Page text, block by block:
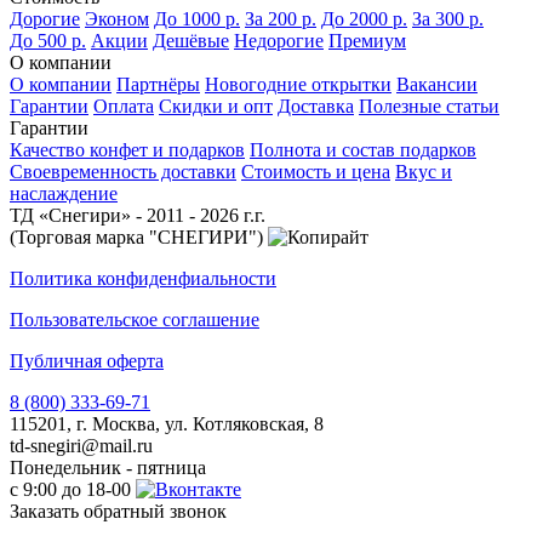
Дорогие Эконом До 1000 р. За 200 р. До 2000 р. За 300 р.
До 500 р. Акции Дешёвые Недорогие Премиум
О компании
О компании Партнёры Новогодние открытки Вакансии
Гарантии Оплата Скидки и опт Доставка Полезные статьи
Гарантии
Качество конфет и подарков Полнота и состав подарков
Своевременность доставки Стоимость и цена Вкус и
наслаждение
ТД «Снегири» - 2011 - 2026 г.г.
(Торговая марка "СНЕГИРИ")
Политика конфиденфиальности
Пользовательское соглашение
Публичная оферта
8 (800) 333-69-71
115201, г. Москва, ул. Котляковская, 8
td-snegiri@mail.ru
Понедельник - пятница
с 9:00 до 18-00
Заказать обратный звонок